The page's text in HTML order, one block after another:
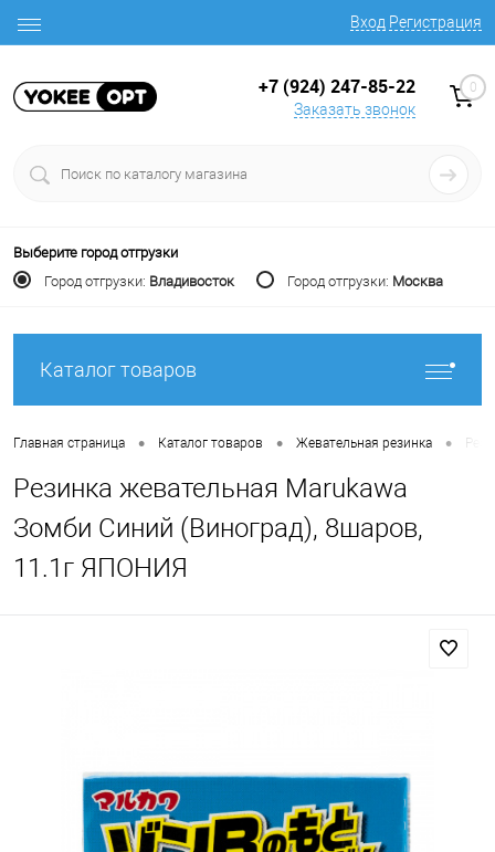
Вход Регистрация
+7 (924) 247-85-22
Заказать звонок
0
Выберите город отгрузки
Город отгрузки: Владивосток Город отгрузки: Москва
Каталог товаров
Главная страница • Каталог товаров • Жевательная резинка •
Резинка жевательная Marukawa
Зомби Синий (Виноград), 8шаров,
11.1г ЯПОНИЯ